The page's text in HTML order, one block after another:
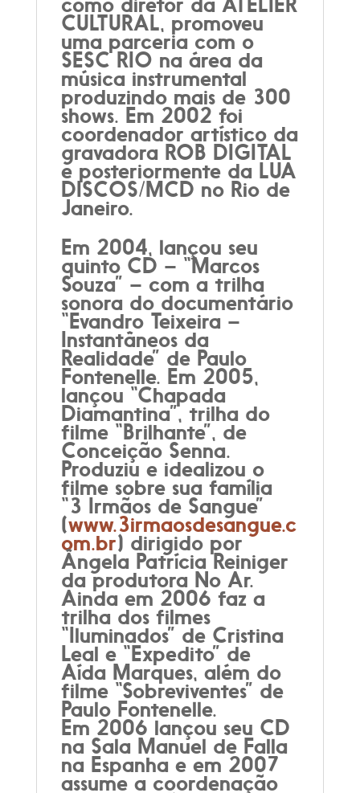
CULTURAL, promoveu
uma parceria com o
SESC RIO na área da
música instrumental
produzindo mais de 300
shows. Em 2002 foi
coordenador artístico da
gravadora ROB DIGITAL
e posteriormente da LUA
DISCOS/MCD no Rio de
Janeiro.
Em 2004, lançou seu
quinto CD – “Marcos
Souza” – com a trilha
sonora do documentário
“Evandro Teixeira –
Instantâneos da
Realidade” de Paulo
Fontenelle. Em 2005,
lançou “Chapada
Diamantina”, trilha do
filme “Brilhante”, de
Conceição Senna.
Produziu e idealizou o
filme sobre sua família
“3 Irmãos de Sangue”
(www.3irmaosdesangue.c
om.br) dirigido por
Ângela Patrícia Reiniger
da produtora No Ar.
Ainda em 2006 faz a
trilha dos filmes
“Iluminados” de Cristina
Leal e “Expedito” de
Aída Marques, além do
filme “Sobreviventes” de
Paulo Fontenelle.
Em 2006 lançou seu CD
na Sala Manuel de Falla
na Espanha e em 2007
assume a coordenação